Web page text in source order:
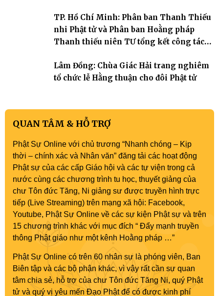
TP. Hồ Chí Minh: Phân ban Thanh Thiếu
nhi Phật tử và Phân ban Hoằng pháp
Thanh thiếu niên TƯ tổng kết công tác
Lâm Đồng: Chùa Giác Hải trang nghiêm
tổ chức lễ Hằng thuận cho đôi Phật tử
QUAN TÂM & HỖ TRỢ
Phật Sự Online với chủ trương “Nhanh chóng – Kịp
thời – chính xác và Nhân văn” đăng tải các hoạt động
Phật sự của các cấp Giáo hội và các tự viện trong cả
nước cùng các chương trình tu học, thuyết giảng của
chư Tôn đức Tăng, Ni giảng sư được truyền hình trực
tiếp (Live Streaming) trên mạng xã hội: Facebook,
Youtube, Phật Sự Online về các sự kiện Phật sự và trên
15 chương trình khác với mục đích “ Đẩy mạnh truyền
thông Phật giáo như một kênh Hoằng pháp …”
Phật Sự Online có trên 60 nhân sự là phóng viên, Ban
Biên tập và các bộ phận khác, vì vậy rất cần sự quan
tâm chia sẻ, hỗ trợ của chư Tôn đức Tăng Ni, quý Phật
tử và quý vị yêu mến Đạo Phật để có được kinh phí